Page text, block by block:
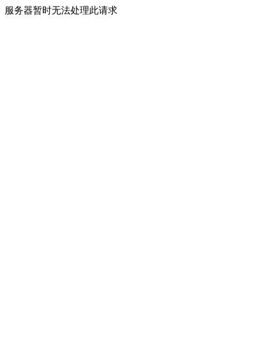
服务器暂时无法处理此请求